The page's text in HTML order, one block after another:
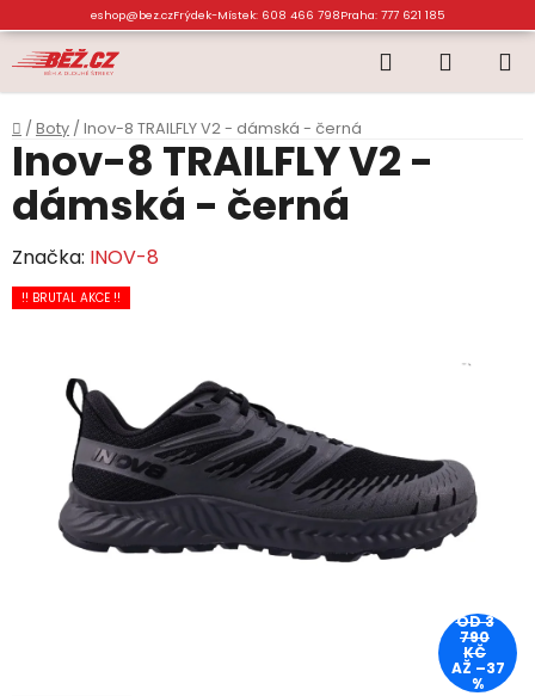
na
obsah
eshop@bez.czFrýdek-Místek: 608 466 798Praha: 777 621 185
Hledat
KOŠÍK
Domů
/ Boty / Inov-8 TRAILFLY V2 - dámská - černá
Inov-8 TRAILFLY V2 -
dámská - černá
Značka: INOV-8
!! BRUTAL AKCE !!
OD 3
790
KČ
AŽ –37
%